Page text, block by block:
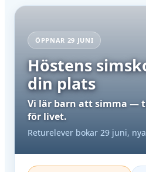
ÖPPNAR 29 JUNI
Höstens
din plats
Vi lär barn att simma —
för livet.
Returelever bokar 29 juni,